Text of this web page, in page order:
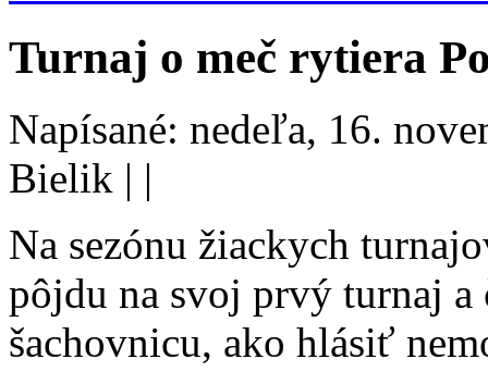
Turnaj o meč rytiera
Napísané: nedeľa, 16.
Bielik | |
Na sezónu žiackych
pôjdu na svoj prvý turnaj a
šachovnicu, ako hlásiť